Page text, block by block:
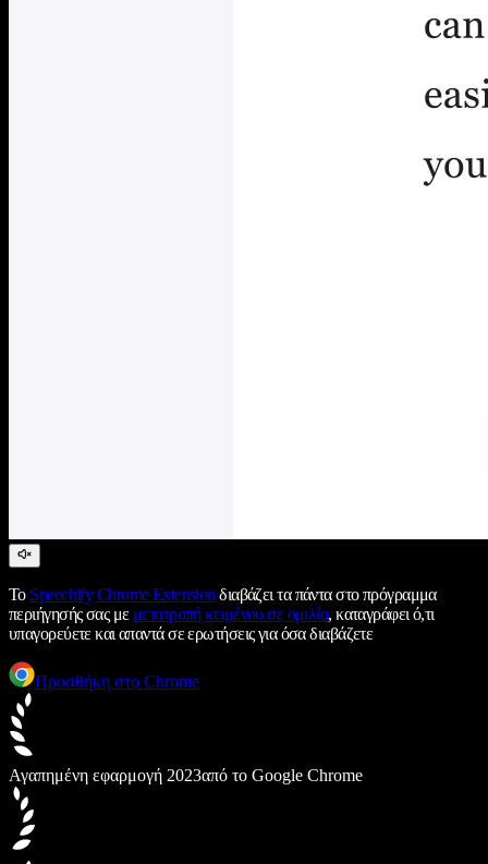
Το Speechify Chrome Extension διαβάζει τα πάντα στο πρόγραμμα
περιήγησής σας με μετατροπή κειμένου σε ομιλία, καταγράφει ό,τι
υπαγορεύετε και απαντά σε ερωτήσεις για όσα διαβάζετε
Προσθήκη στο Chrome
Αγαπημένη εφαρμογή 2023από το Google Chrome